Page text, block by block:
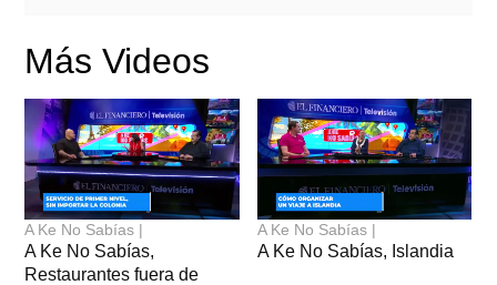
Más Videos
A Ke No Sabías |
A Ke No Sabías,
Restaurantes fuera de
A Ke No Sabías |
A Ke No Sabías, Islandia